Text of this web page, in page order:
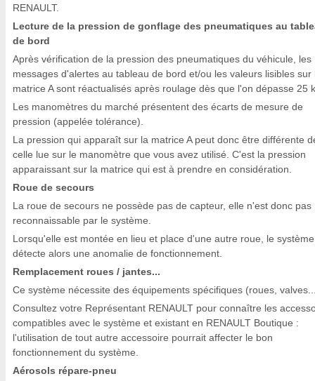
RENAULT.
Lecture de la pression de gonflage des pneumatiques au
de bord
Après vérification de la pression des pneumatiques du véhicule, les
messages d'alertes au tableau de bord et/ou les valeurs lisibles sur
matrice A sont réactualisés après roulage dès que l'on dépasse 25
Les manomètres du marché présentent des écarts de mesure de
pression (appelée tolérance).
La pression qui apparaît sur la matrice A peut donc être différente
celle lue sur le manomètre que vous avez utilisé. C'est la pression
apparaissant sur la matrice qui est à prendre en considération.
Roue de secours
La roue de secours ne possède pas de capteur, elle n'est donc pas
reconnaissable par le système.
Lorsqu'elle est montée en lieu et place d'une autre roue, le système
détecte alors une anomalie de fonctionnement.
Remplacement roues / jantes...
Ce système nécessite des équipements spécifiques (roues,
Consultez votre Représentant RENAULT pour connaître les
compatibles avec le système et existant en RENAULT Boutique :
l'utilisation de tout autre accessoire pourrait affecter le bon
fonctionnement du système.
Aérosols répare-pneu